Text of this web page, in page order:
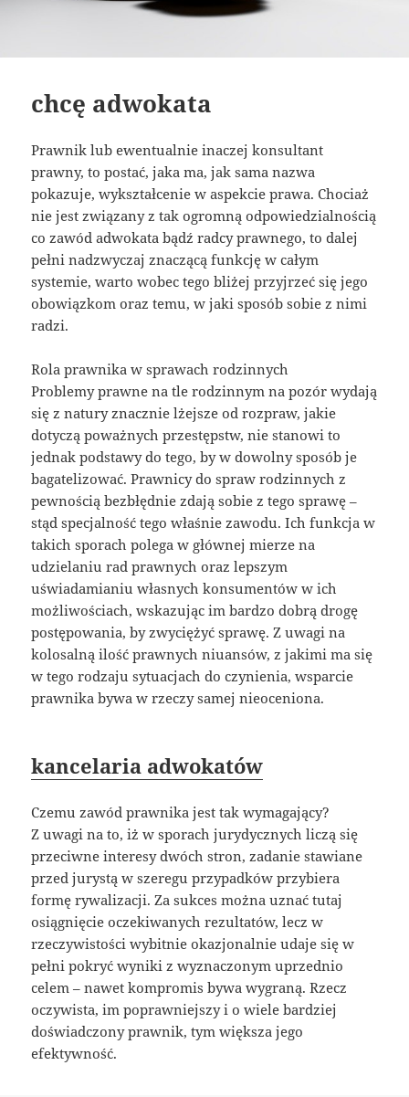
chcę adwokata
Prawnik lub ewentualnie inaczej konsultant
prawny, to postać, jaka ma, jak sama nazwa
pokazuje, wykształcenie w aspekcie prawa. Chociaż
nie jest związany z tak ogromną odpowiedzialnością
co zawód adwokata bądź radcy prawnego, to dalej
pełni nadzwyczaj znaczącą funkcję w całym
systemie, warto wobec tego bliżej przyjrzeć się jego
obowiązkom oraz temu, w jaki sposób sobie z nimi
radzi.
Rola prawnika w sprawach rodzinnych
Problemy prawne na tle rodzinnym na pozór wydają
się z natury znacznie lżejsze od rozpraw, jakie
dotyczą poważnych przestępstw, nie stanowi to
jednak podstawy do tego, by w dowolny sposób je
bagatelizować. Prawnicy do spraw rodzinnych z
pewnością bezbłędnie zdają sobie z tego sprawę –
stąd specjalność tego właśnie zawodu. Ich funkcja w
takich sporach polega w głównej mierze na
udzielaniu rad prawnych oraz lepszym
uświadamianiu własnych konsumentów w ich
możliwościach, wskazując im bardzo dobrą drogę
postępowania, by zwyciężyć sprawę. Z uwagi na
kolosalną ilość prawnych niuansów, z jakimi ma się
w tego rodzaju sytuacjach do czynienia, wsparcie
prawnika bywa w rzeczy samej nieoceniona.
kancelaria adwokatów
Czemu zawód prawnika jest tak wymagający?
Z uwagi na to, iż w sporach jurydycznych liczą się
przeciwne interesy dwóch stron, zadanie stawiane
przed jurystą w szeregu przypadków przybiera
formę rywalizacji. Za sukces można uznać tutaj
osiągnięcie oczekiwanych rezultatów, lecz w
rzeczywistości wybitnie okazjonalnie udaje się w
pełni pokryć wyniki z wyznaczonym uprzednio
celem – nawet kompromis bywa wygraną. Rzecz
oczywista, im poprawniejszy i o wiele bardziej
doświadczony prawnik, tym większa jego
efektywność.